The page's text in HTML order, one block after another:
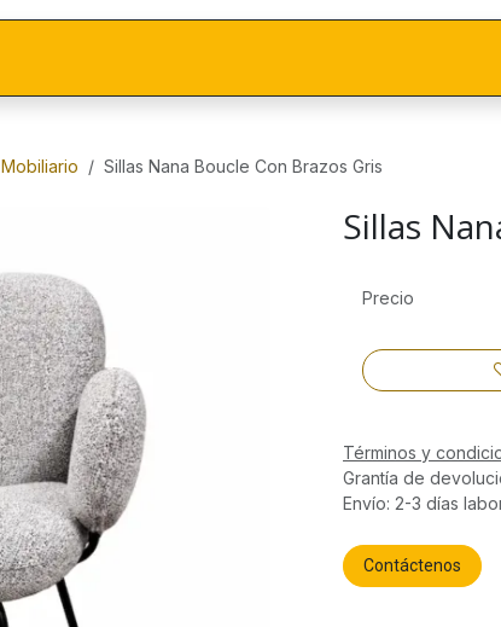
Mobiliario Sillas Nana Boucle Con Brazos Gris
Sillas
Precio
Términos y
Grantía de
Envío: 2-3 días
Contáctenos